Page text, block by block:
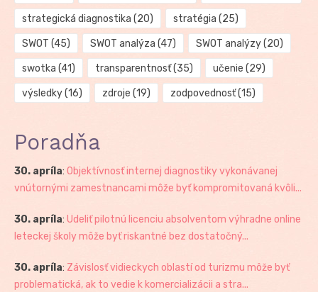
strategická diagnostika (20) stratégia (25)
SWOT (45) SWOT analýza (47) SWOT analýzy(20)
swotka (41) transparentnosť(35) učenie (29)
výsledky(16) zdroje (19) zodpovednosť(15)
Poradňa
30. apríla: Objektívnosť internej diagnostiky vykonávanej
vnútornými zamestnancami môže byť kompromitovaná kvôli...
30. apríla: Udeliť pilotnú licenciu absolventom výhradne online
leteckej školy môže byť riskantné bez dostatočný...
30. apríla: Závislosť vidieckych oblastí od turizmu môže byť
problematická, ak to vedie k komercializácii a stra...